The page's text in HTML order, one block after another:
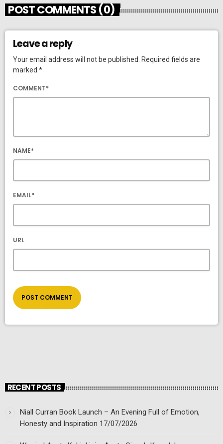
POST COMMENTS (0)
Leave a reply
Your email address will not be published. Required fields are
marked *
COMMENT*
NAME*
EMAIL*
URL
RECENT POSTS
Niall Curran Book Launch – An Evening Full of Emotion,
Honesty and Inspiration 17/07/2026